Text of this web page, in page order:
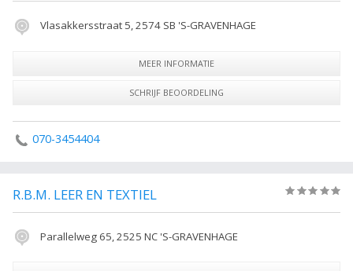
Vlasakkersstraat 5, 2574 SB 'S-GRAVENHAGE
MEER INFORMATIE
SCHRIJF BEOORDELING
070-3454404
R.B.M. LEER EN TEXTIEL
Parallelweg 65, 2525 NC 'S-GRAVENHAGE